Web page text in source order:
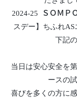
2024-25 ＳＯＭＰ
スデー】ちふれAS
下記
当日は安心安全を
ースの
喜びを多くの方に